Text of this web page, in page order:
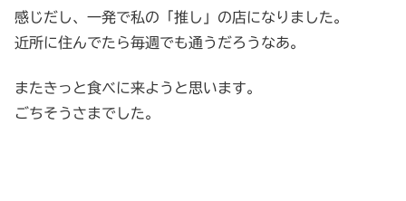
感じだし、一発で私の「推し」の店になりました。
近所に住んでたら毎週でも通うだろうなあ。
またきっと食べに来ようと思います。
ごちそうさまでした。